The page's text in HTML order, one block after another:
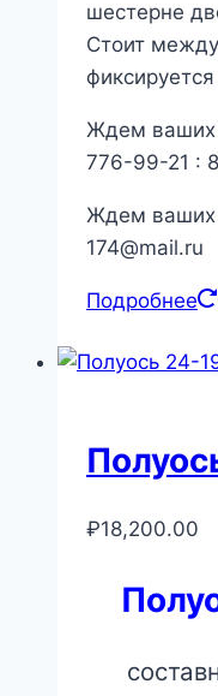
шестерне
Стоит
Ждем ваших
776-99-21 :
Ждем ваших
174@mail.ru
Подробнее
₽18,200.00